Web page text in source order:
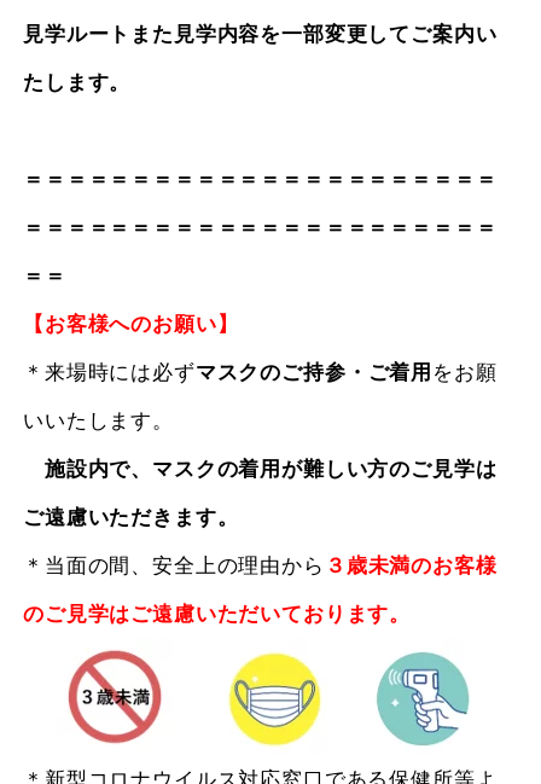
見学ルートまた見学内容を一部変更してご案内い
たします。
＝＝＝＝＝＝＝＝＝＝＝＝＝＝＝＝＝＝＝＝＝＝
＝＝＝＝＝＝＝＝＝＝＝＝＝＝＝＝＝＝＝＝＝＝
＝＝
【お客様へのお願い】
＊来場時には必ずマスクのご持参・ご着用 をお願
いいたします。
施設内で、マスクの着用が難しい方のご見学は
ご遠慮いただきます。
＊当面の間、安全上の理由から ３歳未満のお客様
のご見学はご遠慮いただいております。